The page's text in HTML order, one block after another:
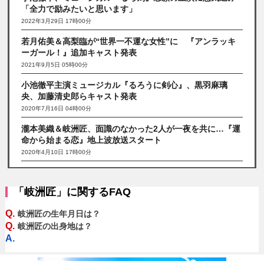
「全力で励みたいと思います」
2022年3月29日 17時00分
若月佑美＆高梨臨が“世界一不運な女性”に 『アンラッキ
ーガール！』追加キャスト発表
2021年9月5日 05時00分
小池徹平主演ミュージカル『るろうに剣心』、黒羽麻璃
央、加藤清史郎らキャスト発表
2020年7月16日 04時00分
瀧本美織＆岐洲匠、面識のなかった2人が一夜を共に…『運
命から始まる恋』地上波放送スタート
2020年4月10日 17時00分
「岐洲匠」に関するFAQ
Q. 岐洲匠の生年月日は？
Q. 岐洲匠の出身地は？
A.